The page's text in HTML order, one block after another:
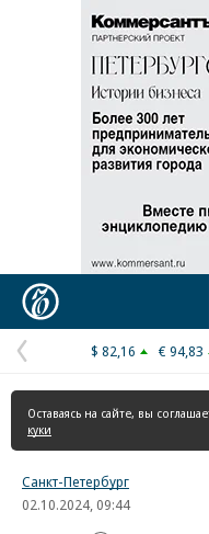
Реклама в
Предыдущая
страница
$ 82,16 € 94,83
Оставаясь на сайте, вы
куки
Санкт-Петербург
02.10.2024, 09:44